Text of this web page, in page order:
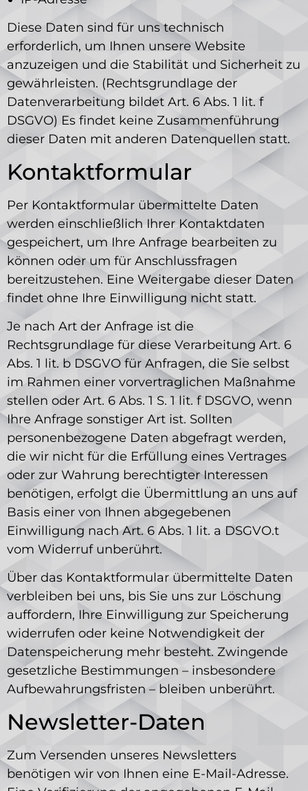
Diese Daten sind für uns technisch
erforderlich, um Ihnen unsere Website
anzuzeigen und die Stabilität und Sicherheit zu
gewährleisten. (Rechtsgrundlage der
Datenverarbeitung bildet Art. 6 Abs. 1 lit. f
DSGVO) Es findet keine Zusammenführung
dieser Daten mit anderen Datenquellen statt.
Kontaktformular
Per Kontaktformular übermittelte Daten
werden einschließlich Ihrer Kontaktdaten
gespeichert, um Ihre Anfrage bearbeiten zu
können oder um für Anschlussfragen
bereitzustehen. Eine Weitergabe dieser Daten
findet ohne Ihre Einwilligung nicht statt.
Je nach Art der Anfrage ist die
Rechtsgrundlage für diese Verarbeitung Art. 6
Abs. 1 lit. b DSGVO für Anfragen, die Sie selbst
im Rahmen einer vorvertraglichen Maßnahme
stellen oder Art. 6 Abs. 1 S. 1 lit. f DSGVO, wenn
Ihre Anfrage sonstiger Art ist. Sollten
personenbezogene Daten abgefragt werden,
die wir nicht für die Erfüllung eines Vertrages
oder zur Wahrung berechtigter Interessen
benötigen, erfolgt die Übermittlung an uns auf
Basis einer von Ihnen abgegebenen
Einwilligung nach Art. 6 Abs. 1 lit. a DSGVO.t
vom Widerruf unberührt.
Über das Kontaktformular übermittelte Daten
verbleiben bei uns, bis Sie uns zur Löschung
auffordern, Ihre Einwilligung zur Speicherung
widerrufen oder keine Notwendigkeit der
Datenspeicherung mehr besteht. Zwingende
gesetzliche Bestimmungen – insbesondere
Aufbewahrungsfristen – bleiben unberührt.
Newsletter-Daten
Zum Versenden unseres Newsletters
benötigen wir von Ihnen eine E-Mail-Adresse.